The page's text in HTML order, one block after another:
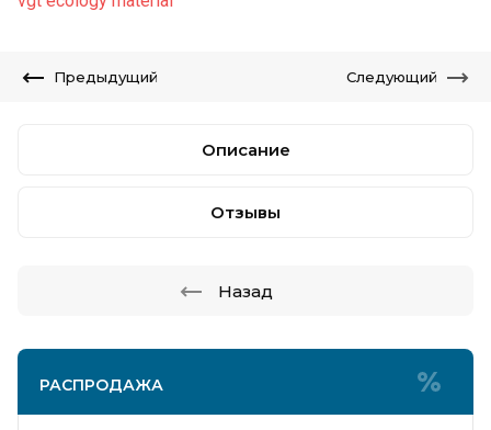
РАСПРОДАЖА
Предыдущий Следующий
Описание
Отзывы
Назад